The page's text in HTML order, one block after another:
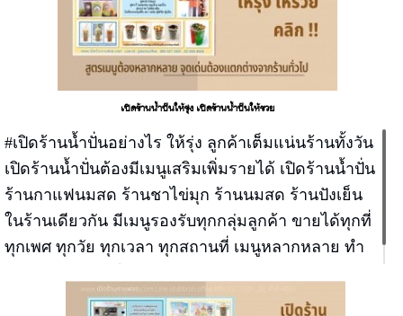
เปิดร้านน้ำปั่นให้รุ่ง เปิดร้านน้ำปั่นให้รวย
#เปิดร้านน้ำปั่นอย่างไร ให้รุ่ง ลูกค้าเต็มแน่นร้านทั้งวัน
เปิดร้านน้ำปั่นต้องมีเมนูเสริมเพิ่มรายได้ เปิดร้านน้ำปั่น
ร้านกาแฟนมสด ร้านชาไข่มุก ร้านนมสด ร้านปังเย็น
ในร้านเดียวกัน มีเมนูรองรับทุกกลุ่มลูกค้า ขายได้ทุกที่
ทุกเพศ ทุกวัย ทุกเวลา ทุกสถานที่ เมนูหลากหลาย ทำ